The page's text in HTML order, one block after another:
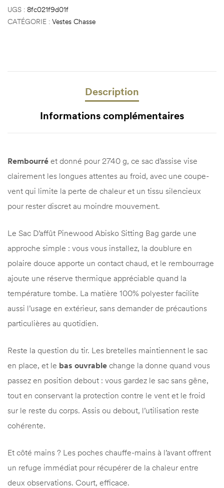
UGS : 8fc021f9d01f
CATÉGORIE : Vestes Chasse
Description
Informations complémentaires
Rembourré et donné pour 2740 g, ce sac d’assise vise
clairement les longues attentes au froid, avec une coupe-
vent qui limite la perte de chaleur et un tissu silencieux
pour rester discret au moindre mouvement.
Le Sac D’affût Pinewood Abisko Sitting Bag garde une
approche simple : vous vous installez, la doublure en
polaire douce apporte un contact chaud, et le rembourrage
ajoute une réserve thermique appréciable quand la
température tombe. La matière 100% polyester facilite
aussi l’usage en extérieur, sans demander de précautions
particulières au quotidien.
Reste la question du tir. Les bretelles maintiennent le sac
en place, et le bas ouvrable change la donne quand vous
passez en position debout : vous gardez le sac sans gêne,
tout en conservant la protection contre le vent et le froid
sur le reste du corps. Assis ou debout, l’utilisation reste
cohérente.
Et côté mains ? Les poches chauffe-mains à l’avant offrent
un refuge immédiat pour récupérer de la chaleur entre
deux observations. Court, efficace.